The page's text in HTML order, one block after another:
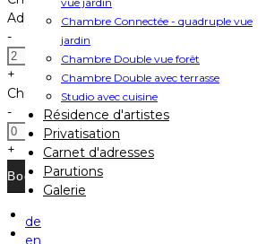
Chambre Connectée - quadruple vue
jardin
Chambre Double vue forêt
Chambre Double avec terrasse
Studio avec cuisine
Résidence d'artistes
Privatisation
Carnet d'adresses
Parutions
Galerie
de
en
Adults
-
+
Children
-
+